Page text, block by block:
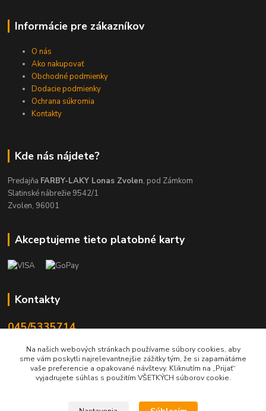
Informácie pre zákazníkov
O nás
Ako nakupovať
Obchodné podmienky
Dodacie podmienky
Ochrana súkromia
Kontakty
Kde nás nájdete?
Predajňa FARBY-LAKY Lonas Zvolen, pod Zámkom
Slatinské nábrežie 9542/1
Zvolen, 96001
Akceptujeme tieto platobné karty
Kontakty
045/5335714
info@lonas.sk
Na našich webových stránkach používame súbory cookies, aby
sme vám poskytli najrelevantnejšie zážitky tým, že si zapamätáme
vaše preferencie a opakované návštevy. Kliknutím na „Prijať“
vyjadrujete súhlas s použitím VŠETKÝCH súborov cookie.